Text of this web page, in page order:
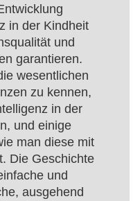
in der Kindheit
und
garantieren.
wesentlichen
zu kennen,
in der
und einige
man diese mit
Die Geschichte
und
ausgehend